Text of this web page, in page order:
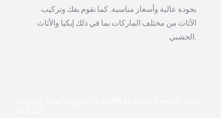
بجودة عالية وأسعار مناسبة. كما نقوم بفك وتركيب
الأثاث من مختلف الماركات بما في ذلك إيكيا والأثاث
الخشبي.